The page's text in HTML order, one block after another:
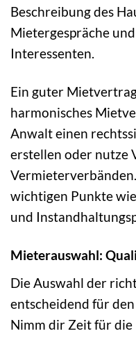
Beschreibung des
Mietergespräche
Interessenten.
Ein guter
harmonisches
Anwalt einen
erstellen oder nutze
wichtigen Punkte
und
Mieterauswahl:
Die Auswahl der
entscheidend für
Nimm dir Zeit für